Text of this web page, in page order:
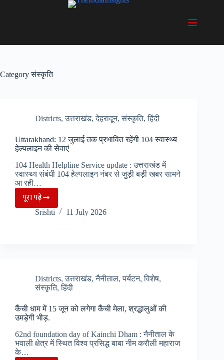
Categoryसंस्कृति
Districts,उत्तराखंड,देहरादून,संस्कृति,हिंदी
Uttarakhand: 12 जुलाई तक प्रभावित रहेंगी 104 स्वास्थ्य
हेल्पलाइन की सेवाएं
104 Health Helpline Service update : उत्तराखंड में
स्वास्थ्य संबंधी 104 हेल्पलाइन नंबर से जुड़ी बड़ी खबर सामने
आ रही…
पूरा पढ़ेUttarakhand:
12
जुलाई
104
स्वास्थ्य
हेल्पलाइन
की
सेवाएं
Srishti 11 July 2026
Districts,उत्तराखंड,नैनीताल,पर्यटन,विशेष,
संस्कृति,हिंदी
कैंची धाम में 15 जून को लगेगा कैंची मेला, श्रद्धालुओं की
उमड़ेगी भीड़.
62nd foundation day of Kainchi Dham : नैनीताल के
भवाली क्षेत्र में स्थित विश्व प्रसिद्ध बाबा नीम करौली महाराज
के…